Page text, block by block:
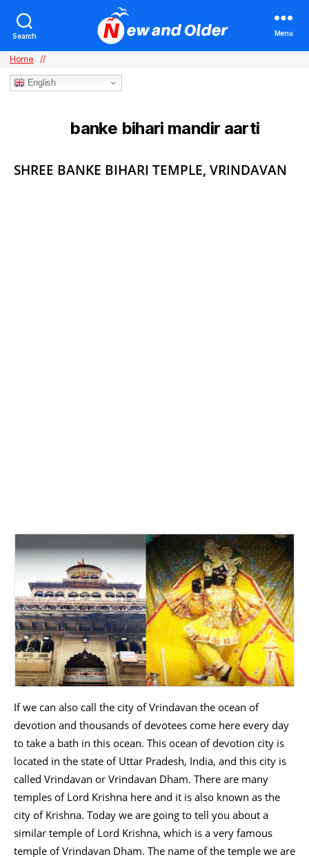
Search Menu
Home //
English
banke bihari mandir aarti
Categories
SHREE BANKE BIHARI TEMPLE, VRINDAVAN
If we can also call the city of Vrindavan the ocean of
devotion and thousands of devotees come here every day
to take a bath in this ocean. This ocean of devotion city is
located in the state of Uttar Pradesh, India, and this city is
called Vrindavan or Vrindavan Dham. There are many
temples of Lord Krishna here and it is also known as the
city of Krishna. Today we are going to tell you about a
similar temple of Lord Krishna, which is a very famous
temple of Vrindavan Dham. The name of the temple we are